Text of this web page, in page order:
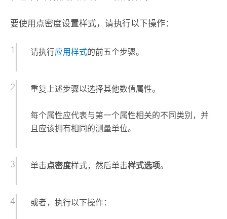
要使用点密度设置样式，请执行以下操作：
请执行应用样式的前五个步骤。
重复上述步骤以选择其他数值属性。
每个属性应代表与第一个属性相关的不同类别，并
且应该拥有相同的测量单位。
单击点密度样式，然后单击样式选项。
或者，执行以下操作：